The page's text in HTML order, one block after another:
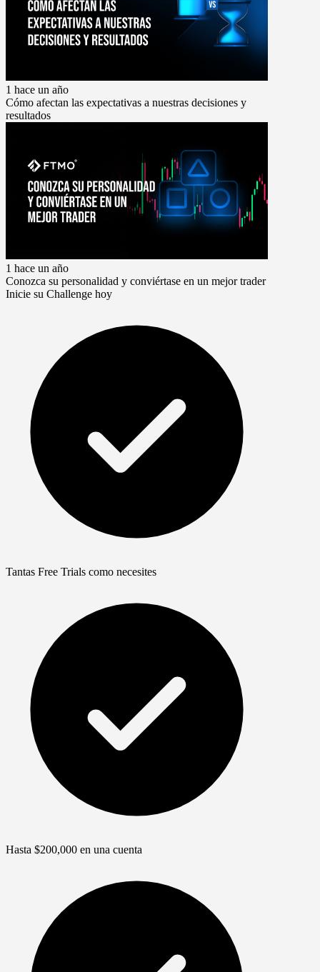
1 hace un año
Cómo afectan las expectativas a nuestras decisiones y
resultados
1 hace un año
Conozca su personalidad y conviértase en un mejor trader
Inicie su Challenge hoy
Tantas Free Trials como necesites
Hasta $200,000 en una cuenta